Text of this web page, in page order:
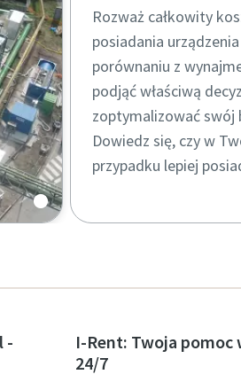
Rozważ całkowity
posiadania
porównaniu z
podjąć właściwą
zoptymalizować swój
Dowiedz się, czy w
przypadku lepiej
-
I-Rent: Twoja pomoc
24/7